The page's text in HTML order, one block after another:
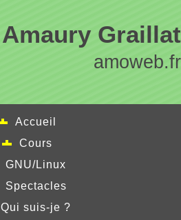
Amaury Graillat
amoweb.fr
Accueil
Cours
GNU/Linux
Spectacles
Qui suis-je ?